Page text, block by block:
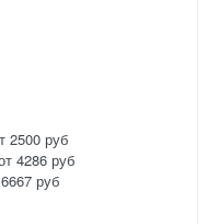
2500 руб
4286 руб
руб